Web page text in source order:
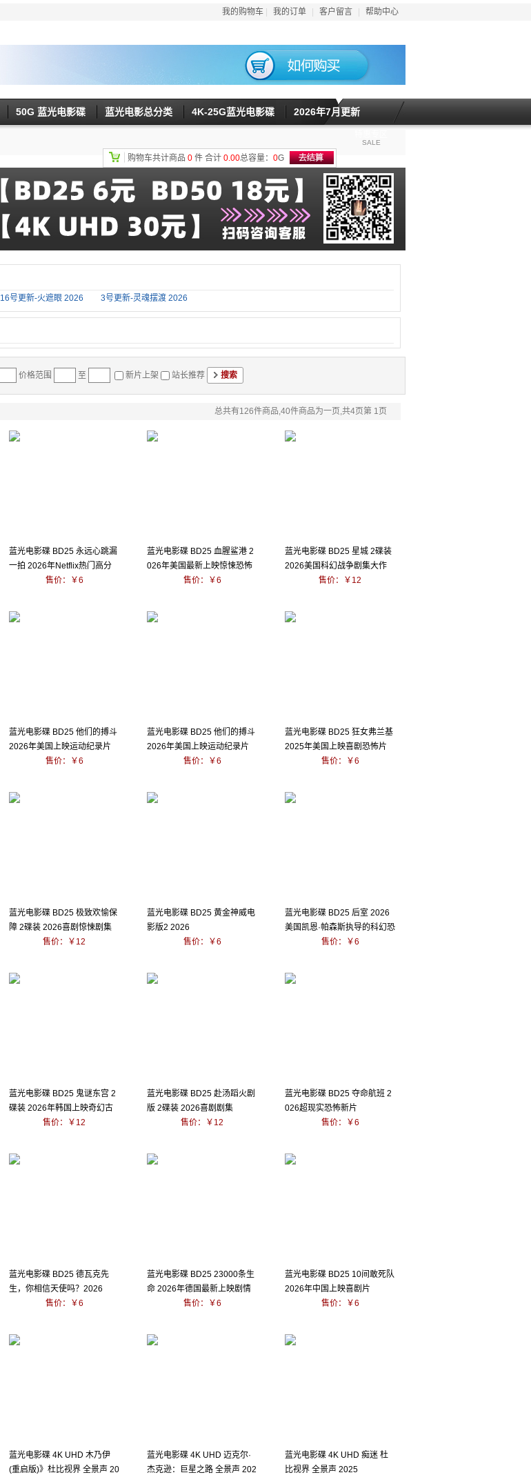
我的购物车 我的订单 客户留言 帮助中心
50G 蓝光电影碟 蓝光电影总分类 4K-25G蓝光电影碟 2026年7月更新
SALE
购物车共计商品 0 件 合计 0.00总容量： 0G
16号更新-火遮眼 2026 3号更新-灵魂摆渡 2026
价格范围 至 新片上架 站长推荐
总共有126件商品,40件商品为一页,共4页第 1页
蓝光电影碟 BD25 永远心跳漏
一拍 2026年Netflix热门高分
售价：￥6
蓝光电影碟 BD25 血腥鲨港 2
026年美国最新上映惊悚恐怖
售价：￥6
蓝光电影碟 BD25 星城 2碟装
2026美国科幻战争剧集大作
售价：￥12
蓝光电影碟 BD25 他们的搏斗
2026年美国上映运动纪录片
售价：￥6
蓝光电影碟 BD25 他们的搏斗
2026年美国上映运动纪录片
售价：￥6
蓝光电影碟 BD25 狂女弗兰基
2025年美国上映喜剧恐怖片
售价：￥6
蓝光电影碟 BD25 极致欢愉保
障 2碟装 2026喜剧惊悚剧集
售价：￥12
蓝光电影碟 BD25 黄金神威电
影版2 2026
售价：￥6
蓝光电影碟 BD25 后室 2026
美国凯恩·帕森斯执导的科幻恐
售价：￥6
蓝光电影碟 BD25 鬼谜东宫 2
碟装 2026年韩国上映奇幻古
售价：￥12
蓝光电影碟 BD25 赴汤蹈火剧
版 2碟装 2026喜剧剧集
售价：￥12
蓝光电影碟 BD25 夺命航班 2
026超现实恐怖新片
售价：￥6
蓝光电影碟 BD25 德瓦克先
生，你相信天使吗？2026
售价：￥6
蓝光电影碟 BD25 23000条生
命 2026年德国最新上映剧情
售价：￥6
蓝光电影碟 BD25 10间敢死队
2026年中国上映喜剧片
售价：￥6
蓝光电影碟 4K UHD 木乃伊
(重启版)》杜比视界 全景声 20
蓝光电影碟 4K UHD 迈克尔·
杰克逊：巨星之路 全景声 202
蓝光电影碟 4K UHD 痴迷 杜
比视界 全景声 2025